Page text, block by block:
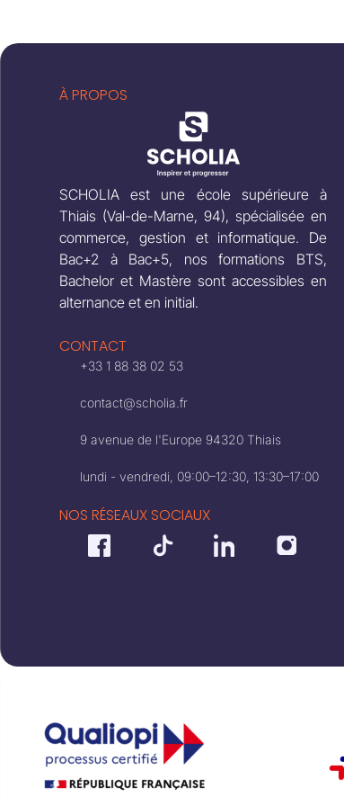
À PROPOS
SCHOLIA est une école supérieure à
Thiais (Val-de-Marne, 94), spécialisée en
commerce, gestion et informatique. De
Bac+2 à Bac+5, nos formations BTS,
Bachelor et Mastère sont accessibles en
alternance et en initial.
CONTACT
+33 1 88 38 02 53
contact@scholia.fr
9 avenue de l'Europe 94320 Thiais
lundi - vendredi, 09:00–12:30, 13:30–17:00
NOS RÉSEAUX SOCIAUX